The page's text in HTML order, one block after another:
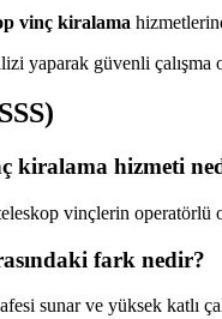
vinç kiralama
yaparak güvenli
kiralama hizmeti
vinçlerin operatörlü
fark nedir?
sunar ve yüksek katlı